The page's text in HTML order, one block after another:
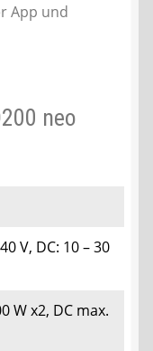
App und
neo
V, DC: 10 – 30
W x2, DC max.